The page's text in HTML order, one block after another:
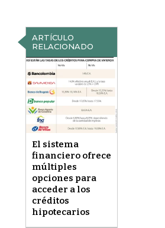
ARTÍCULO
RELACIONADO
El sistema
financiero ofrece
múltiples
opciones para
acceder a los
créditos
hipotecarios